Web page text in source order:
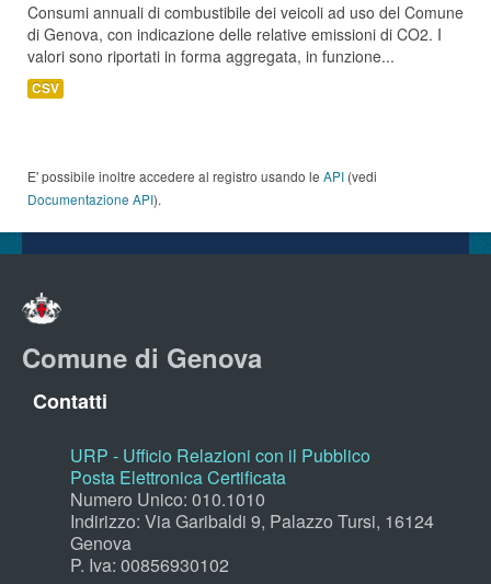
Consumi annuali di combustibile dei veicoli ad uso del Comune
di Genova, con indicazione delle relative emissioni di CO2. I
valori sono riportati in forma aggregata, in funzione...
CSV
E' possibile inoltre accedere al registro usando le API (vedi
Documentazione API).
Comune di Genova
Contatti
URP - Ufficio Relazioni con il Pubblico
Posta Elettronica Certificata
Numero Unico: 010.1010
Indirizzo: Via Garibaldi 9, Palazzo Tursi, 16124
Genova
P. Iva: 00856930102